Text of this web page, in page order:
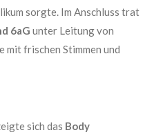
sorgte. Im Anschluss trat
6aG unter Leitung von
mit frischen Stimmen und
sich das Body